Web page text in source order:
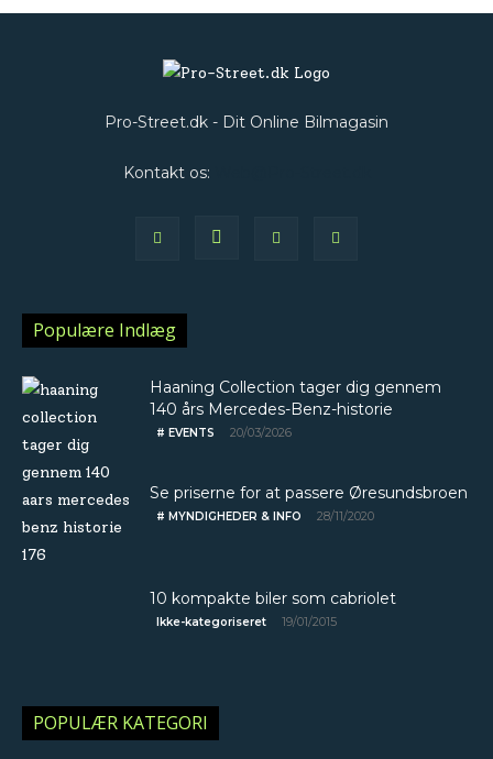
Pro-Street.dk - Dit Online Bilmagasin
Kontakt os:
Populære Indlæg
Haaning Collection tager dig gennem
140 års Mercedes-Benz-historie
# EVENTS 20/03/2026
Se priserne for at passere Øresundsbroen
# MYNDIGHEDER & INFO 28/11/2020
10 kompakte biler som cabriolet
Ikke-kategoriseret 19/01/2015
POPULÆR KATEGORI